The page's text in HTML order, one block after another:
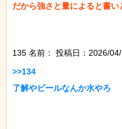
だから強さと量によると書い
135 名前：
投稿日：2026/
>>134
了解やビールなんか水やろ